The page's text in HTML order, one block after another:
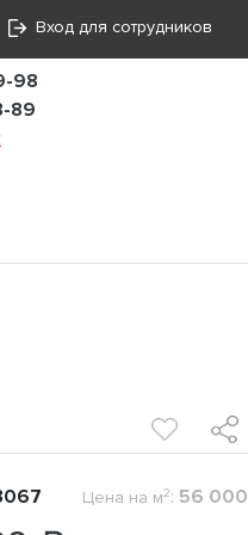
Вход для сотрудников
98
89
Цена на м2: 56 000